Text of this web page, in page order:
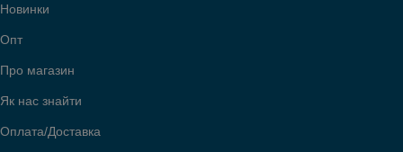
Новинки
Опт
Про магазин
Як нас знайти
Оплата/Доставка